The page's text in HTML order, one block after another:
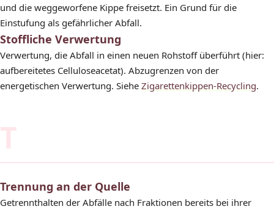
und die weggeworfene Kippe freisetzt. Ein Grund für die
Einstufung als gefährlicher Abfall.
Stoffliche Verwertung
Verwertung, die Abfall in einen neuen Rohstoff überführt (hier:
aufbereitetes Celluloseacetat). Abzugrenzen von der
energetischen Verwertung. Siehe Zigarettenkippen-Recycling.
T
Trennung an der Quelle
Getrennthalten der Abfälle nach Fraktionen bereits bei ihrer